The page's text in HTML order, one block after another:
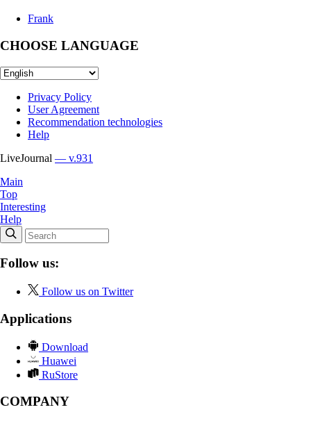
Frank
CHOOSE LANGUAGE
Privacy Policy
User Agreement
Recommendation technologies
Help
LiveJournal — v.931
Main
Top
Interesting
Help
Follow us:
Follow us on Twitter
Applications
Download
Huawei
RuStore
COMPANY